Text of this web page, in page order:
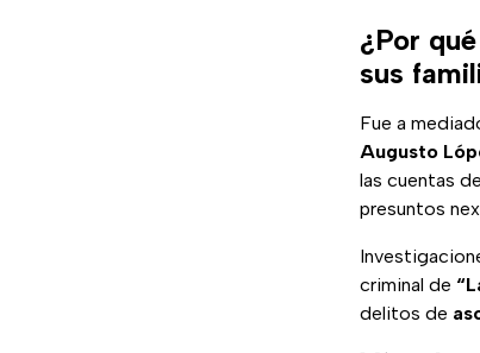
¿Por
sus
Fue a
Augusto
las cuentas
presuntos
criminal de
delitos de